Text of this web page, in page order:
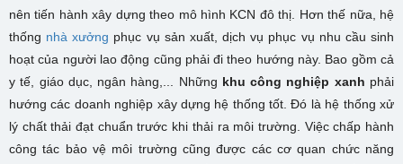
nên tiến hành xây dựng theo mô hình KCN đô thị. Hơn thế nữa, hệ
thống nhà xưởng phục vụ sản xuất, dịch vụ phục vụ nhu cầu sinh
hoạt của người lao động cũng phải đi theo hướng này. Bao gồm cả
y tế, giáo dục, ngân hàng,... Những khu công nghiệp xanh phải
hướng các doanh nghiệp xây dựng hệ thống tốt. Đó là hệ thống xử
lý chất thải đạt chuẩn trước khi thải ra môi trường. Việc chấp hành
công tác bảo vệ môi trường cũng được các cơ quan chức năng